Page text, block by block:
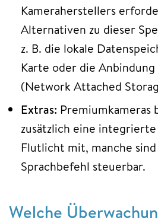
Kameraherstellers
Alternativen zu dieser
z. B. die lokale
Karte oder die Anbindung
(Network Attached
Extras: Premiumkameras
zusätzlich eine
Flutlicht mit, manche
Sprachbefehl steuerbar.
Welche